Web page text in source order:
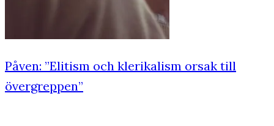
Påven: ”Elitism och klerikalism orsak till
övergreppen”